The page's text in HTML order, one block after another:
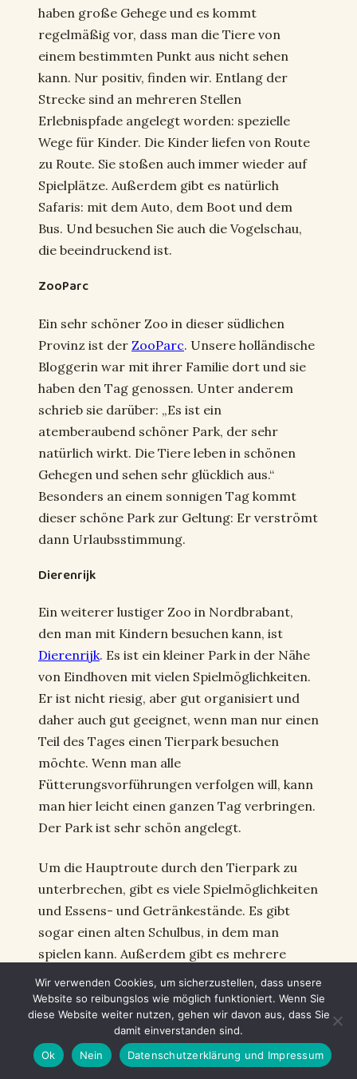
haben große Gehege und es kommt
regelmäßig vor, dass man die Tiere von
einem bestimmten Punkt aus nicht sehen
kann. Nur positiv, finden wir. Entlang der
Strecke sind an mehreren Stellen
Erlebnispfade angelegt worden: spezielle
Wege für Kinder. Die Kinder liefen von Route
zu Route. Sie stoßen auch immer wieder auf
Spielplätze. Außerdem gibt es natürlich
Safaris: mit dem Auto, dem Boot und dem
Bus. Und besuchen Sie auch die Vogelschau,
die beeindruckend ist.
ZooParc
Ein sehr schöner Zoo in dieser südlichen
Provinz ist der ZooParc. Unsere holländische
Bloggerin war mit ihrer Familie dort und sie
haben den Tag genossen. Unter anderem
schrieb sie darüber: „Es ist ein
atemberaubend schöner Park, der sehr
natürlich wirkt. Die Tiere leben in schönen
Gehegen und sehen sehr glücklich aus.“
Besonders an einem sonnigen Tag kommt
dieser schöne Park zur Geltung: Er verströmt
dann Urlaubsstimmung.
Dierenrijk
Ein weiterer lustiger Zoo in Nordbrabant,
den man mit Kindern besuchen kann, ist
Dierenrijk. Es ist ein kleiner Park in der Nähe
von Eindhoven mit vielen Spielmöglichkeiten.
Er ist nicht riesig, aber gut organisiert und
daher auch gut geeignet, wenn man nur einen
Teil des Tages einen Tierpark besuchen
möchte. Wenn man alle
Fütterungsvorführungen verfolgen will, kann
man hier leicht einen ganzen Tag verbringen.
Der Park ist sehr schön angelegt.
Um die Hauptroute durch den Tierpark zu
unterbrechen, gibt es viele Spielmöglichkeiten
und Essens- und Getränkestände. Es gibt
sogar einen alten Schulbus, in dem man
spielen kann. Außerdem gibt es mehrere
geheime Wege, Brücken, versteckte Rutschen
und Klettermöglichkeiten, auf denen die
Kinder während des Weges spielen können.
Wir verwenden Cookies, um sicherzustellen, dass unsere
Website so reibungslos wie möglich funktioniert. Wenn Sie
diese Website weiter nutzen, gehen wir davon aus, dass Sie
damit einverstanden sind.
Ok
Nein Datenschutzerklärung und Impressum